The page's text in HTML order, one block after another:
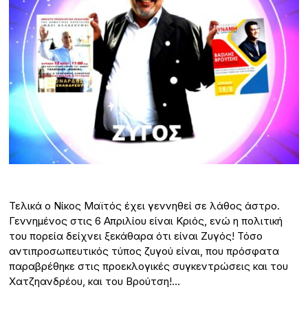
Τελικά ο Νίκος Μαϊτός έχει γεννηθεί σε λάθος άστρο.
Γεννημένος στις 6 Απριλίου είναι Κριός, ενώ η πολιτική
του πορεία δείχνει ξεκάθαρα ότι είναι Ζυγός! Τόσο
αντιπροσωπευτικός τύπος ζυγού είναι, που πρόσφατα
παραβρέθηκε στις προεκλογικές συγκεντρώσεις και του
Χατζηανδρέου, και του Βρούτση!…